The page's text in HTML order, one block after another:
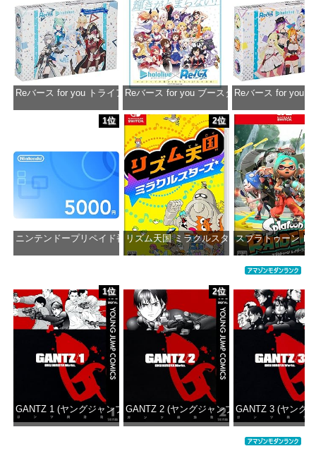
Reバース for you トライアルデッキ ホロライブプロダクション ver.ホロ
価格：¥1,650
Reバース for you ブースターパック ホロライ
価格：¥2,980
Reバース for you
価格：
1位
ニンテンドープリペイド番号 5000円|オンラインコード版
2位
リズム天国 ミラクルスターズ -Switch
スプラトゥーン レ
1位
GANTZ 1 (ヤングジャンプコミックスDIGITAL)
2位
GANTZ 2 (ヤングジャンプコミックス
GANTZ 3 (ヤング